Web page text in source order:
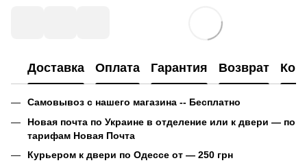
Доставка Оплата Гарантия Возврат
Самовывоз с нашего магазина -- Бесплатно
Новая почта по Украине в отделение или к двери — по
тарифам Новая Почта
Курьером к двери по Одессе от — 250 грн